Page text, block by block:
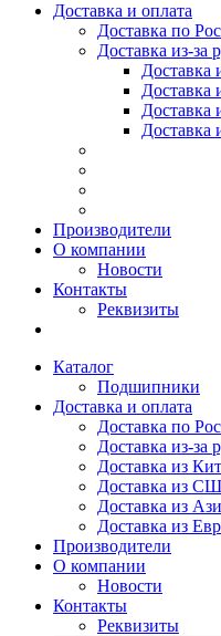
Доставка и оплата
Доставка по
Доставка из-за
Доставка
Доставка
Доставка
Производители
О компании
Новости
Контакты
Реквизиты
Каталог
Подшипники
Доставка и оплата
Доставка по
Доставка из-за
Доставка из
Доставка из
Доставка из
Доставка из
Производители
О компании
Новости
Контакты
Реквизиты